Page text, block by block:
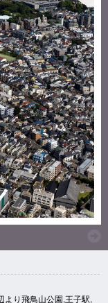
より飛鳥山公園,王子駅,